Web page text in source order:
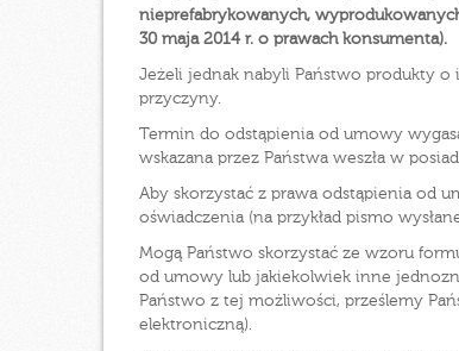
nieprefabrykowanych,
30 maja 2014 r. o prawach konsumenta).
Jeżeli jednak nabyli Państwo produkty
przyczyny.
Termin do odstąpienia od umowy
wskazana przez Państwa weszła w
Aby skorzystać z prawa odstąpienia od
oświadczenia (na przykład pismo
Mogą Państwo skorzystać ze wzoru
od umowy lub jakiekolwiek inne
Państwo z tej możliwości, prześlemy
elektroniczną).